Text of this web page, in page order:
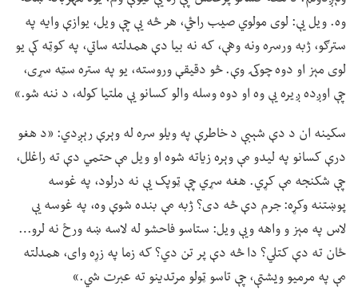
وه. ویل یې: لوی مولوي صیب راځي، هر څه یې چې ویل، یوازې وایه په
سترګو، ژبه ورسره ونه وهې، که نه بیا دې همدلته ساتي، په کوټه کې یو
لوی مېز او دوه چوکۍ وې. څو دقیقې وروسته، یو په ستره سټه سړی،
چې اوږده ږیره یې وه او دوه وسله والو کسانو یې ملتیا کوله، د ننه شو.»
سکینه ان د دې شېبې د خاطرې په ویلو سره له وېرې رېږدي: «د هغو
درې کسانو په لیدو مې وېره زیاته شوه او ویل مې حتمي دې ته راغلل،
چې شکنجه مې کړي. هغه سړي چې ټوپک یې نه درلود، په غوسه
پوښتنه وکړه: جرم دې څه دی؟ ژبه مې بنده شوې وه، په غوسه یې
لاس په مېز و واهه ویې ویل: ستاسو فاحشو له لاسه ښه ورځ نه لرو…
ځان ته دې کتلي؟ دا څه دې پر تن دي؟ که زما په زړه وای، همدلته
مې په مرمیو ویشتې، چې تاسو ټولو مرتدینو ته عبرت شي.»